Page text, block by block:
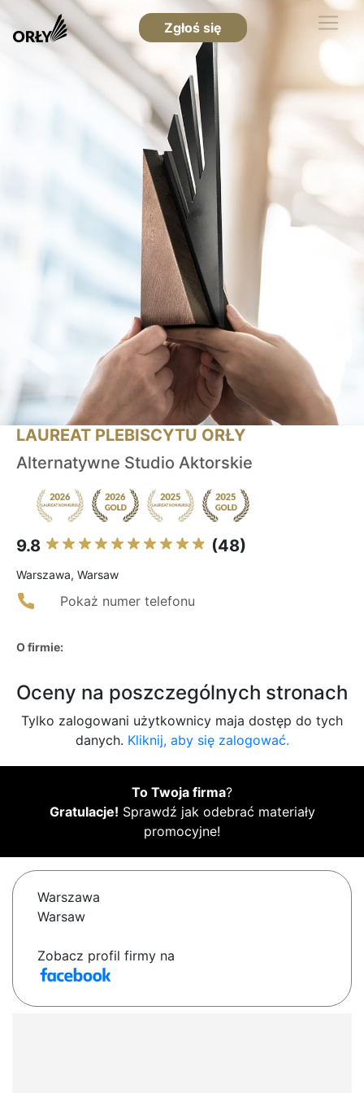
Zgłoś się
LAUREAT PLEBISCYTU ORŁY
Alternatywne Studio Aktorskie
9.8 (48)
Warszawa, Warsaw
Pokaż numer telefonu
O firmie:
Oceny na poszczególnych stronach
Tylko zalogowani użytkownicy maja dostęp do tych
danych. Kliknij, aby się zalogować.
To Twoja firma?
Gratulacje! Sprawdź jak odebrać materiały
promocyjne!
Warszawa
Warsaw
Zobacz profil firmy na